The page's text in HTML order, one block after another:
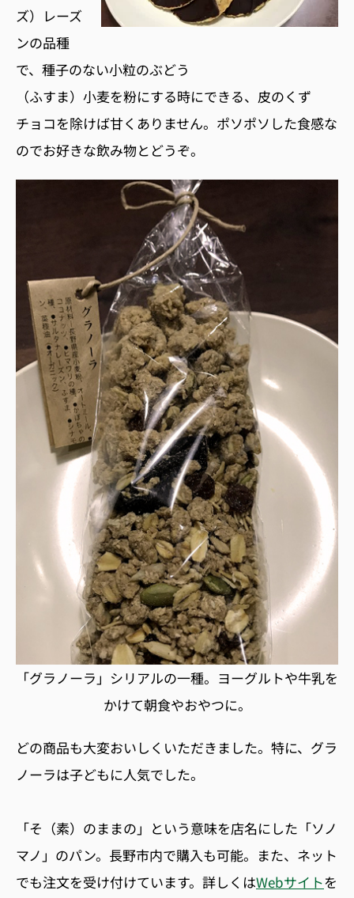
ズ）レーズ
ンの品種
で、種子のない小粒のぶどう
（ふすま）小麦を粉にする時にできる、皮のくず
チョコを除けば甘くありません。ポソポソした食感な
のでお好きな飲み物とどうぞ。
「グラノーラ」シリアルの一種。ヨーグルトや牛乳を
かけて朝食やおやつに。
どの商品も大変おいしくいただきました。特に、グラ
ノーラは子どもに人気でした。
「そ（素）のままの」という意味を店名にした「ソノ
マノ」のパン。長野市内で購入も可能。また、ネット
でも注文を受け付けています。詳しくはWebサイトを